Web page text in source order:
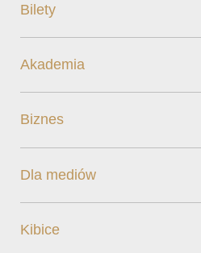
Bilety
Akademia
Biznes
Dla mediów
Kibice